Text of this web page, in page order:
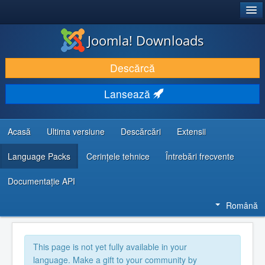
DESCARCĂ & ȘI EXTINDE
DESCOPERĂ & ÎNVAȚĂ
COMUNITATE & SUPORT
RESURSE DEZVOLTATORI
Joomla! Downloads
Descărcă
Lansează
Acasă Ultima versiune Descărcări Extensii
Language Packs Cerințele tehnice Întrebări frecvente
Documentaţie API
Română
This page is not yet fully available in your
language. Make a gift to your community by